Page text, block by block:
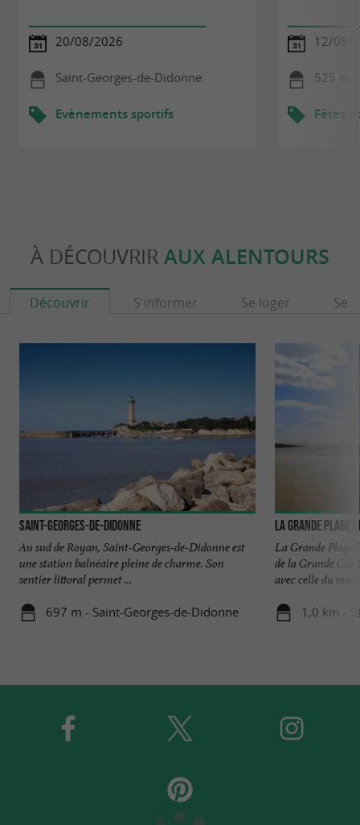
20/08/2026
Saint-Georges-de-Didonne
Evènements sportifs
12/08/
525 m -
Fêtes
À DÉCOUVRIR AUX ALENTOURS
Découvrir S'informer Se loger Se
Saint-Georges-de-Didonne
Au sud de Royan, Saint-Georges-de-Didonne est
une station balnéaire pleine de charme. Son
sentier littoral permet ...
697 m - Saint-Georges-de-Didonne
La Grande Plage
La Grande Plage
de la Grande
avec celle du
1,0 km -